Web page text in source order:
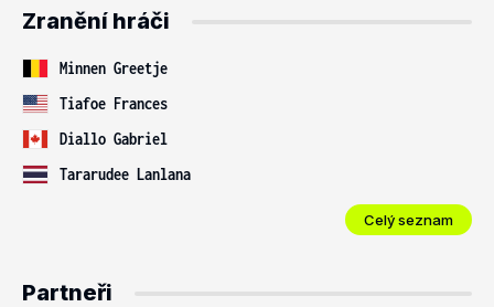
Zranění hráči
Minnen Greetje
Tiafoe Frances
Diallo Gabriel
Tararudee Lanlana
Celý seznam
Partneři